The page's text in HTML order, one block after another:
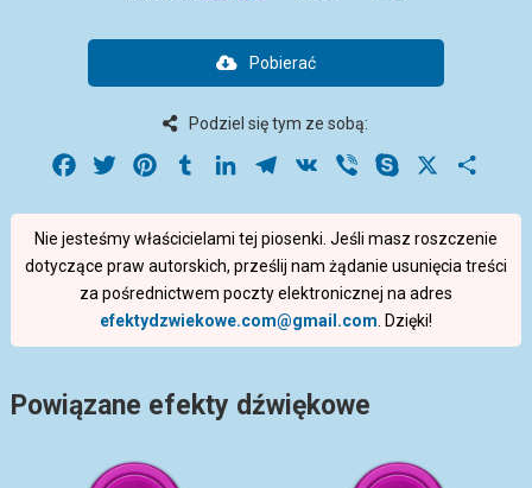
Pobierać
Podziel się tym ze sobą:
Facebook
Twitter PinterestTumblrLinkedInTelegram
VK Viber Skype
Nie jesteśmy właścicielami tej piosenki. Jeśli masz roszczenie
dotyczące praw autorskich, prześlij nam żądanie usunięcia treści
za pośrednictwem poczty elektronicznej na adres
efektydzwiekowe.com@gmail.com . Dzięki!
Powiązane efekty dźwiękowe